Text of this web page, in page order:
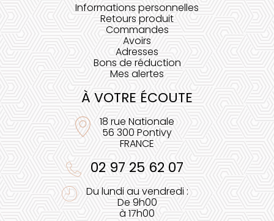
Informations personnelles
Retours produit
Commandes
Avoirs
Adresses
Bons de réduction
Mes alertes
À VOTRE ÉCOUTE
18 rue Nationale
56 300 Pontivy
FRANCE
02 97 25 62 07
Du lundi au vendredi :
De 9h00
à 17h00